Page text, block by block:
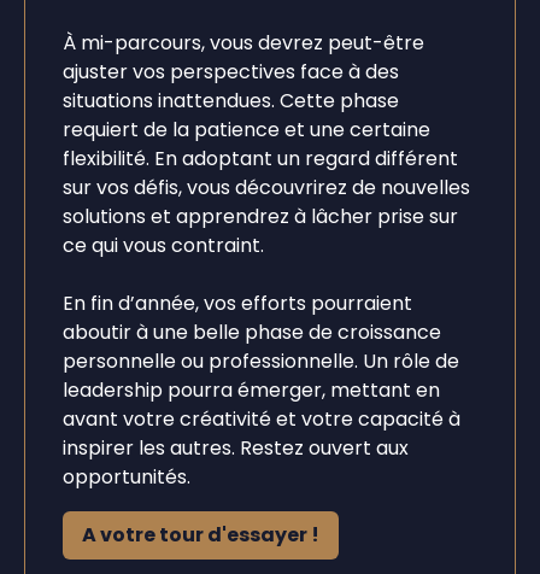
À mi-parcours, vous devrez peut-être
ajuster vos perspectives face à des
situations inattendues. Cette phase
requiert de la patience et une certaine
flexibilité. En adoptant un regard différent
sur vos défis, vous découvrirez de nouvelles
solutions et apprendrez à lâcher prise sur
ce qui vous contraint.
En fin d’année, vos efforts pourraient
aboutir à une belle phase de croissance
personnelle ou professionnelle. Un rôle de
leadership pourra émerger, mettant en
avant votre créativité et votre capacité à
inspirer les autres. Restez ouvert aux
opportunités.
A votre tour d'essayer !